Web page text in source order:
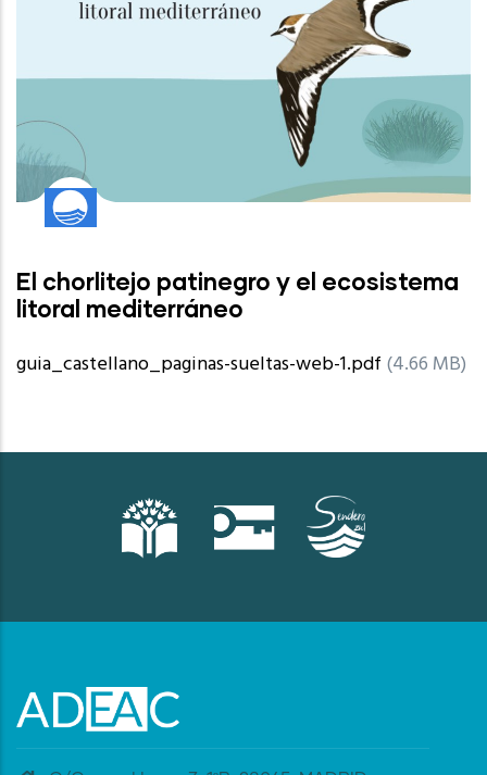
El chorlitejo patinegro y el ecosistema
litoral mediterráneo
guia_castellano_paginas-sueltas-web-1.pdf (4.66 MB)